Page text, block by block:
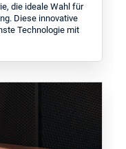
die ideale Wahl für
Diese innovative
Technologie mit